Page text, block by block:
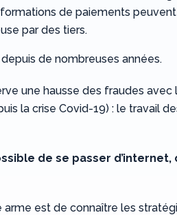
de paiements
par des tiers.
de nombreuses années.
une hausse des fraudes
la crise Covid-19) : le travail
de se passer
arme est de connaître les